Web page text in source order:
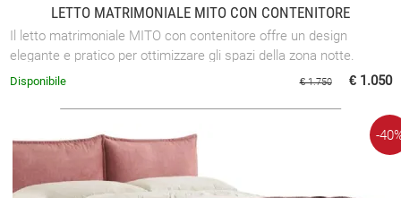
LETTO MATRIMONIALE MITO CON CONTENITORE
Il letto matrimoniale MITO con contenitore offre un design
elegante e pratico per ottimizzare gli spazi della zona notte.
€ 1.750 € 1.050
Disponibile
-